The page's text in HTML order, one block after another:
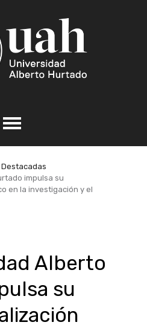
impulsa su
en la investigación y el
Alberto
su